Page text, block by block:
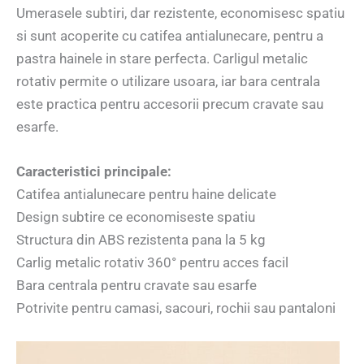
Umerasele subtiri, dar rezistente, economisesc spatiu
si sunt acoperite cu catifea antialunecare, pentru a
pastra hainele in stare perfecta. Carligul metalic
rotativ permite o utilizare usoara, iar bara centrala
este practica pentru accesorii precum cravate sau
esarfe.
Caracteristici principale:
Catifea antialunecare pentru haine delicate
Design subtire ce economiseste spatiu
Structura din ABS rezistenta pana la 5 kg
Carlig metalic rotativ 360° pentru acces facil
Bara centrala pentru cravate sau esarfe
Potrivite pentru camasi, sacouri, rochii sau pantaloni